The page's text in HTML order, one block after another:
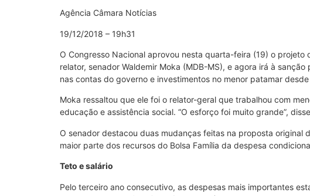
Agência Câmara Notícias
19/12/2018 – 19h31
O Congresso Nacional aprovou nesta quarta-feira (19) o
relator, senador Waldemir Moka (MDB-MS), e agora irá à
nas contas do governo e investimentos no menor patamar
Moka ressaltou que ele foi o relator-geral que trabalhou com
educação e assistência social. “O esforço foi muito grande”,
O senador destacou duas mudanças feitas na proposta original
maior parte dos recursos do Bolsa Família da despesa
Teto e salário
Pelo terceiro ano consecutivo, as despesas mais importantes